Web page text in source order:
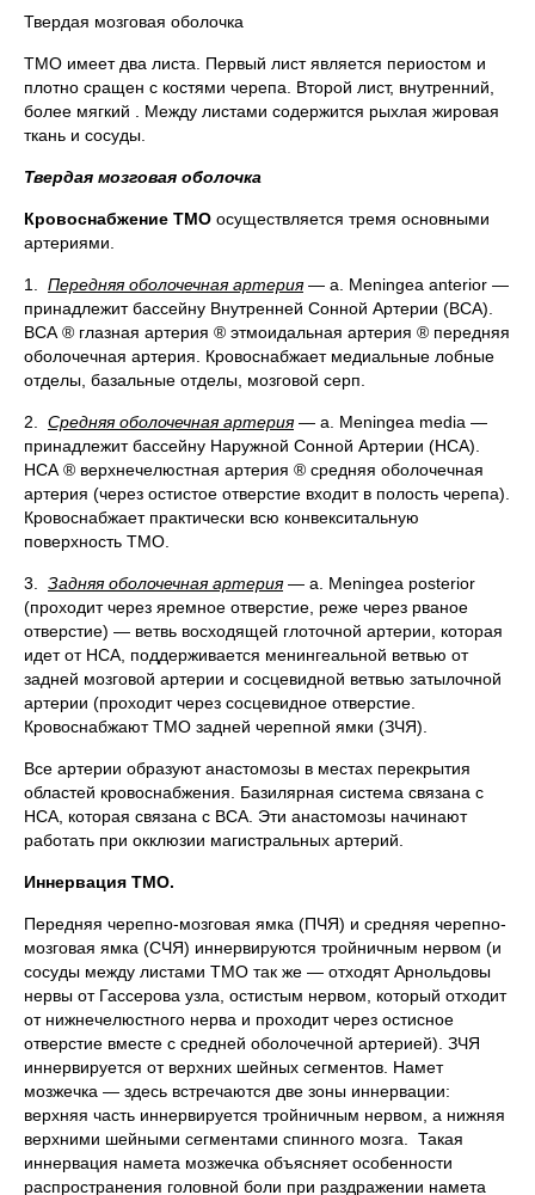
Твердая мозговая оболочка
ТМО имеет два листа. Первый лист является периостом и
плотно сращен с костями черепа. Второй лист, внутренний,
более мягкий . Между листами содержится рыхлая жировая
ткань и сосуды.
Твердая мозговая оболочка
Кровоснабжение ТМО осуществляется тремя основными
артериями.
1. Передняя оболочечная артерия— a. Meningea anterior —
принадлежит бассейну Внутренней Сонной Артерии (ВСА).
ВСА ® глазная артерия ® этмоидальная артерия ® передняя
оболочечная артерия. Кровоснабжает медиальные лобные
отделы, базальные отделы, мозговой серп.
2. Средняя оболочечная артерия— a. Meningea media —
принадлежит бассейну Наружной Сонной Артерии (НСА).
НСА ® верхнечелюстная артерия ® средняя оболочечная
артерия (через остистое отверстие входит в полость черепа).
Кровоснабжает практически всю конвекситальную
поверхность ТМО.
3. Задняя оболочечная артерия— a. Meningea posterior
(проходит через яремное отверстие, реже через рваное
отверстие) — ветвь восходящей глоточной артерии, которая
идет от НСА, поддерживается менингеальной ветвью от
задней мозговой артерии и сосцевидной ветвью затылочной
артерии (проходит через сосцевидное отверстие.
Кровоснабжают ТМО задней черепной ямки (ЗЧЯ).
Все артерии образуют анастомозы в местах перекрытия
областей кровоснабжения. Базилярная система связана с
НСА, которая связана с ВСА. Эти анастомозы начинают
работать при окклюзии магистральных артерий.
Иннервация ТМО.
Передняя черепно-мозговая ямка (ПЧЯ) и средняя черепно-
мозговая ямка (СЧЯ) иннервируются тройничным нервом (и
сосуды между листами ТМО так же — отходят Арнольдовы
нервы от Гассерова узла, остистым нервом, который отходит
от нижнечелюстного нерва и проходит через остисное
отверстие вместе с средней оболочечной артерией). ЗЧЯ
иннервируется от верхних шейных сегментов. Намет
мозжечка — здесь встречаются две зоны иннервации:
верхняя часть иннервируется тройничным нервом, а нижняя
верхними шейными сегментами спинного мозга. Такая
иннервация намета мозжечка объясняет особенности
распространения головной боли при раздражении намета